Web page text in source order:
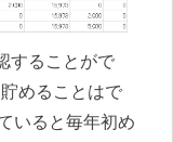
することがで
めることはで
いると毎年初め